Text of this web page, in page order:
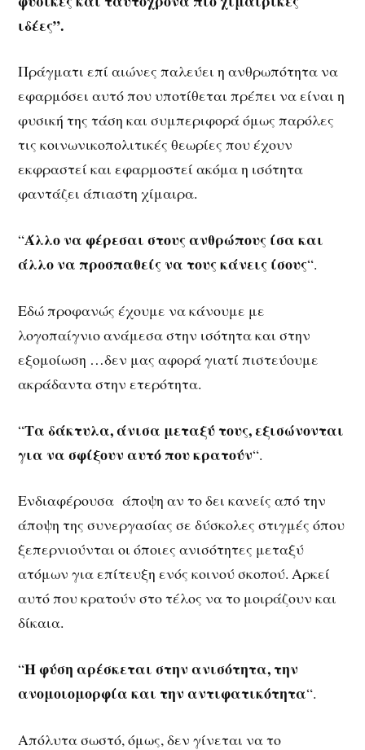
ιδέες”.
Πράγματι επί αιώνες παλεύει η ανθρωπότητα να
εφαρμόσει αυτό που υποτίθεται πρέπει να είναι η
φυσική της τάση και συμπεριφορά όμως παρόλες
τις κοινωνικοπολιτικές θεωρίες που έχουν
εκφραστεί και εφαρμοστεί ακόμα η ισότητα
φαντάζει άπιαστη χίμαιρα.
“Άλλο να φέρεσαι στους ανθρώπους ίσα και
άλλο να προσπαθείς να τους κάνεις ίσους“.
Εδώ προφανώς έχουμε να κάνουμε με
λογοπαίγνιο ανάμεσα στην ισότητα και στην
εξομοίωση …δεν μας αφορά γιατί πιστεύουμε
ακράδαντα στην ετερότητα.
“Τα δάκτυλα, άνισα μεταξύ τους, εξισώνονται
για να σφίξουν αυτό που κρατούν“.
Ενδιαφέρουσα άποψη αν το δει κανείς από την
άποψη της συνεργασίας σε δύσκολες στιγμές όπου
ξεπερνιούνται οι όποιες ανισότητες μεταξύ
ατόμων για επίτευξη ενός κοινού σκοπού. Αρκεί
αυτό που κρατούν στο τέλος να το μοιράζουν και
δίκαια.
“Η φύση αρέσκεται στην ανισότητα, την
ανομοιομορφία και την αντιφατικότητα“.
Απόλυτα σωστό, όμως, δεν γίνεται να το